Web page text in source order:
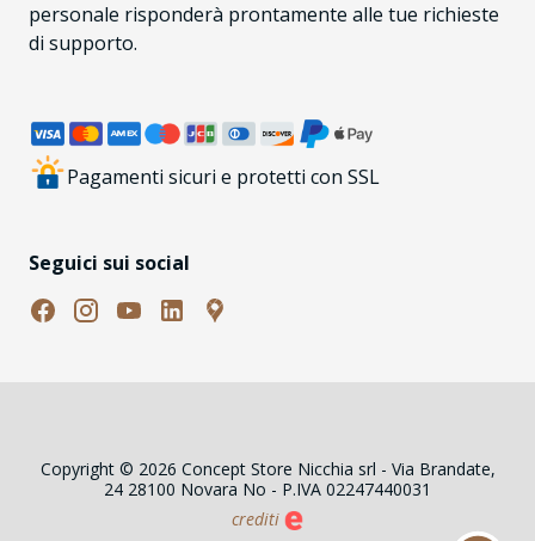
personale risponderà prontamente alle tue richieste
di supporto.
Pagamenti sicuri e protetti con SSL
Seguici sui social
Copyright © 2026 Concept Store Nicchia srl - Via Brandate,
24 28100 Novara No - P.IVA 02247440031
crediti